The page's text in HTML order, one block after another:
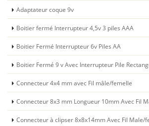
Adaptateur coque 9v
Boitier fermé Interrupteur 4,5v 3 piles AAA
Boitier Fermé Interrupteur 6v Piles AA
Boitier Fermé 9 v Avec Interrupteur Pile
Connecteur 4x4 mm avec Fil mâle/femelle
Connecteur 8x3 mm Longueur 10mm Avec Fil
Connecteur à clipser 8x8x14mm Avec Fil Male/